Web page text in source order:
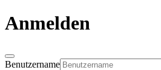
Anmelden
Benutzername